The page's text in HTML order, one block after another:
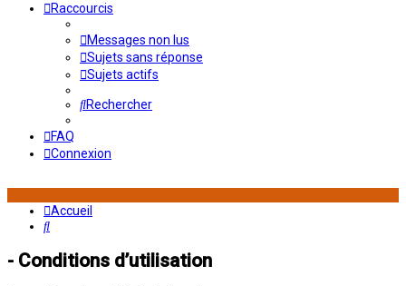
Raccourcis
Messages non lus
Sujets sans réponse
Sujets actifs
Rechercher
FAQ
Connexion
Accueil
Rechercher
- Conditions d’utilisation